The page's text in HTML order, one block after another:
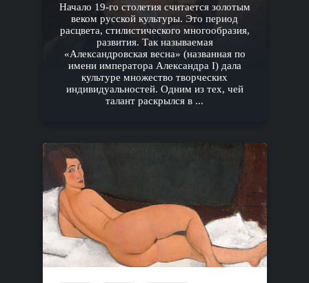
Начало 19-го столетия считается золотым
веком русской культуры. Это период
расцвета, стилистического многообразия,
развития. Так называемая
«Александровская весна» (названная по
имени императора Александра I) дала
культуре множество творческих
индивидуальностей. Одним из тех, чей
талант раскрылся в ...